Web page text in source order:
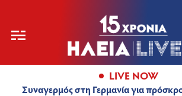
LIVE NOW
Συναγερμός στη Γερμανία για